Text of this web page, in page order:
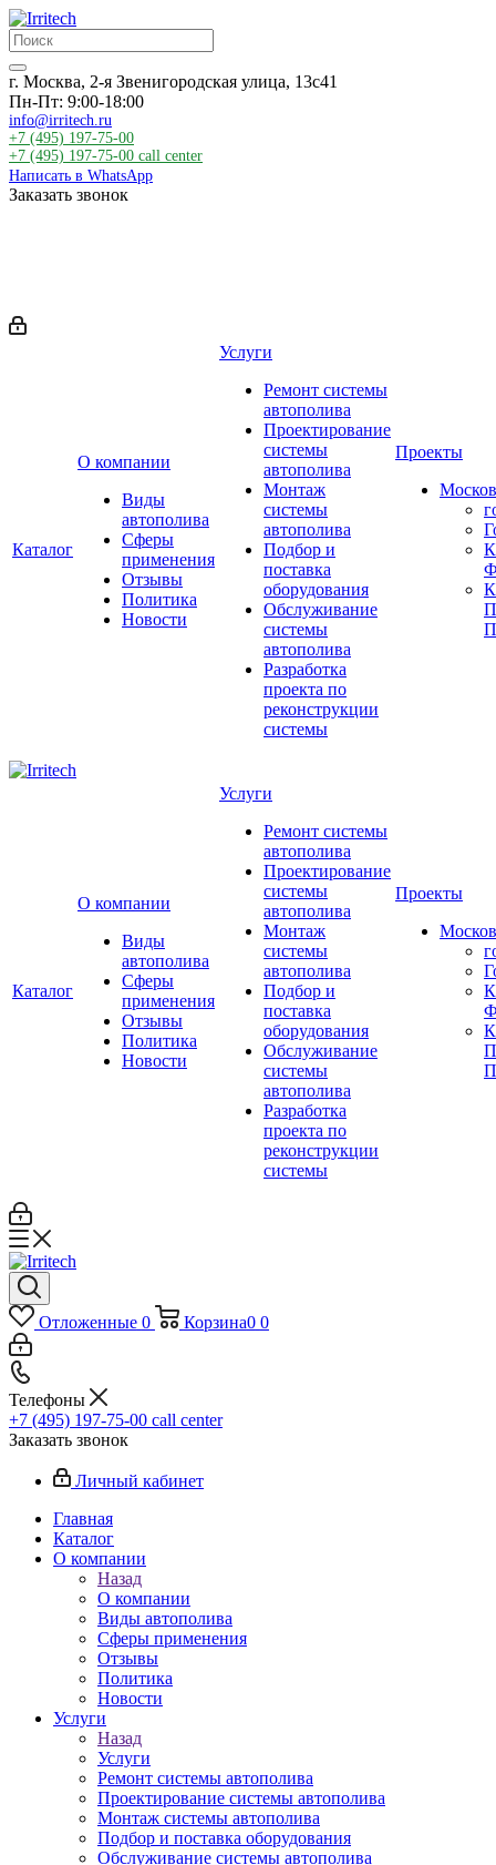
г. Москва, 2-я Звенигородская улица, 13с41
Пн-Пт: 9:00-18:00
info@irritech.ru
+7 (495) 197-75-00
+7 (495) 197-75-00 call center
Написать в WhatsApp
Заказать звонок
Каталог
О компании
Виды
автополива
Сферы
применения
Отзывы
Политика
Новости
Услуги
Ремонт системы
автополива
Проектирование
системы
автополива
Монтаж
системы
автополива
Подбор и
поставка
оборудования
Обслуживание
системы
автополива
Разработка
проекта по
реконструкции
системы
Проекты
Каталог
О компании
Виды
автополива
Сферы
применения
Отзывы
Политика
Новости
Услуги
Ремонт системы
автополива
Проектирование
системы
автополива
Монтаж
системы
автополива
Подбор и
поставка
оборудования
Обслуживание
системы
автополива
Разработка
проекта по
реконструкции
системы
Проекты
Отложенные 0 Корзина0 0
Телефоны
+7 (495) 197-75-00 call center
Заказать звонок
Личный кабинет
Главная
Каталог
О компании
Назад
О компании
Виды автополива
Сферы применения
Отзывы
Политика
Новости
Услуги
Назад
Услуги
Ремонт системы автополива
Проектирование системы автополива
Монтаж системы автополива
Подбор и поставка оборудования
Обслуживание системы автополива